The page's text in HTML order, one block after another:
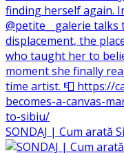
SONDAJ | Cum arată